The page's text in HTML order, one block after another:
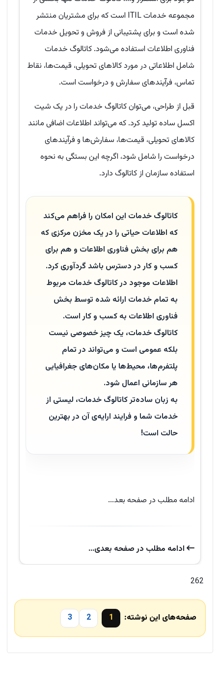
مجموعه خدمات ITIL است که برای مشتریان منتشر
شده است و برای پشتیبانی از فروش و تحویل خدمات
فناوری اطلاعات استفاده می‌شود. کاتالوگ خدمات
شامل اطلاعاتی در مورد کالاهای تحویلی، قیمت‌ها، نقاط
تماس، فرآیندهای سفارش و درخواست است.
قبل از طراحی، می‌توان کاتالوگ خدمات را در یک شیت
اکسل ساده تولید کرد. که می‌تواند اطلاعات اضافی مانند
کالاهای تحویلی، قیمت‌ها، سفارش‌ها و فرآیندهای
درخواست را شامل شود، اگرچه این بستگی به نحوه
استفاده سازمان از کاتالوگ دارد.
کاتالوگ خدمات این امکان را فراهم می‌کند
که اطلاعات حیاتی را در یک مخزن مرکزی که
هم برای بخش فناوری اطلاعات و هم برای
کسب و کار در دسترس باشد گردآوری کرد.
اطلاعات موجود در کاتالوگ خدمات مربوط
به تمام خدمات ارائه شده توسط بخش
فناوری اطلاعات به کسب و کار است.
کاتالوگ خدمات، یک چیز خصوصی نیست
بلکه عمومی است و می‌تواند در تمام
پلتفرم‌ها، محیط‌ها یا مکان‌های جغرافیایی
هر سازمانی اعمال شود.
به زبان ساده‌تر کاتالوگ خدمات، لیستی از
خدمات شما و فرایند ارایه‌ی آن در بهترین
حالت است!
ادامه مطلب در صفحه بعد...
ادامه‌ مطلب در صفحه‌ بعدی...
262
صفحه‌های این نوشته: 1
2
3